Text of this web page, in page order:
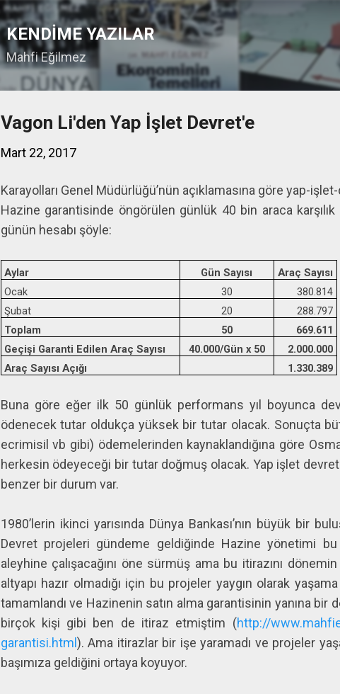
Ana içeriğe
KENDİME YAZILAR
Mahfi Eğilmez
Vagon Li'den Yap İşlet Devret'e
Mart 22, 2017
Karayolları Genel Müdürlüğü’nün açıklamasına göre yap-
Hazine garantisinde öngörülen günlük 40 bin araca
günün hesabı şöyle:
Aylar Gün Sayısı
Araç Sayısı
Ocak
30
380.814
Şubat
20
288.797
Toplam
50
669.611
Geçişi Garanti Edilen Araç Sayısı
40.000/Gün x 50
2.000.000
Araç Sayısı Açığı
1.330.389
Buna göre eğer ilk 50 günlük performans yıl boyunca
ödenecek tutar oldukça yüksek bir tutar olacak. Sonuçta
ecrimisil vb gibi) ödemelerinden kaynaklandığına göre
herkesin ödeyeceği bir tutar doğmuş olacak. Yap işlet
benzer bir durum var.
1980’lerin ikinci yarısında Dünya Bankası’nın büyük bir
Devret projeleri gündeme geldiğinde Hazine yönetimi bu
aleyhine çalışacağını öne sürmüş ama bu itirazını
altyapı hazır olmadığı için bu projeler yaygın olarak
tamamlandı ve Hazinenin satın alma garantisinin yanına
birçok kişi gibi ben de itiraz etmiştim (http://
garantisi.html ). Ama itirazlar bir işe yaramadı ve projeler
başımıza geldiğini ortaya koyuyor.